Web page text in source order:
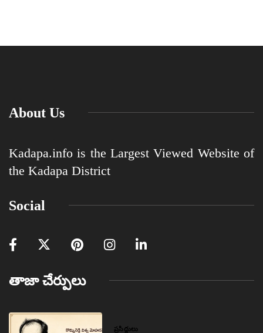
About Us
Kadapa.info is the Largest Viewed Website of
the Kadapa District
Social
తాజా చేర్పులు
ప్రసిద్ధులు